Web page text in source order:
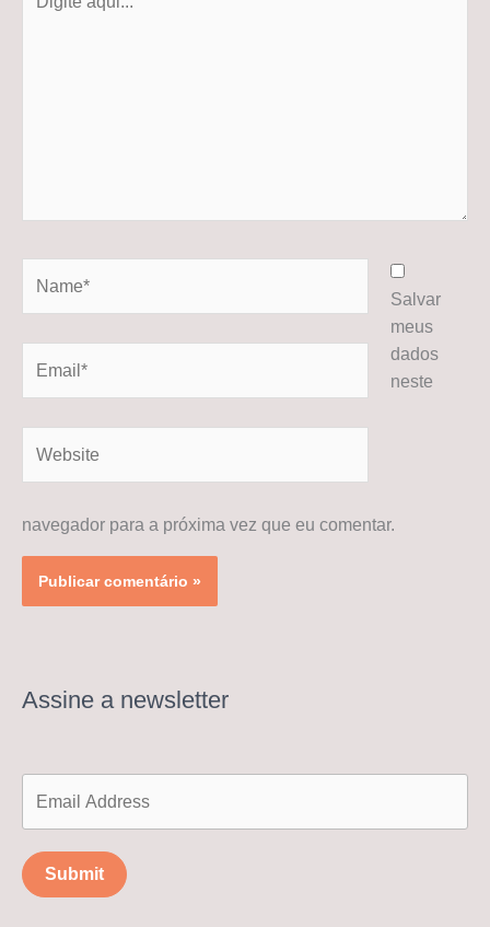
aqui...
Salvar
meus
dados
neste
navegador para a próxima vez que eu comentar.
Assine a newsletter
Submit